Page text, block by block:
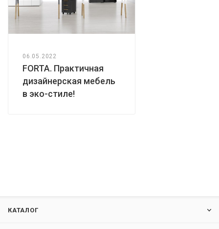
06.05.2022
FORTA. Практичная
дизайнерская мебель
в эко-стиле!
КАТАЛОГ